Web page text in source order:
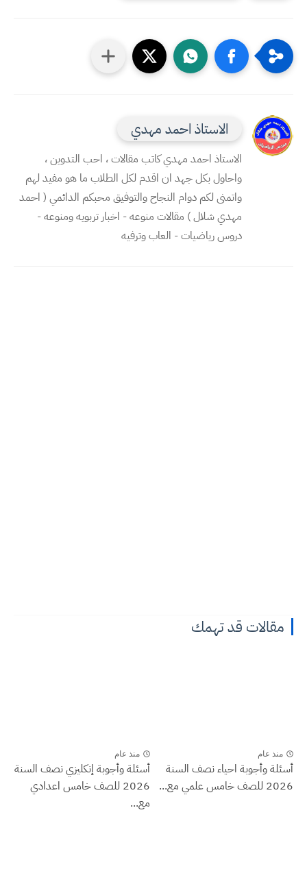
الاستاذ احمد مهدي
الاستاذ احمد مهدي كاتب مقالات ، احب التدوين ،
واحاول بكل جهد ان اقدم لكل الطلاب ما هو مفيد لهم
واتمنى لكم دوام النجاح والتوفيق محبكم الدائمي ( احمد
مهدي شلال ) مقالات منوعه - اخبار تربويه ومنوعه -
دروس رياضيات - العاب وترفيه
مقالات قد تهمك
منذ عام
أسئلة وأجوبة احياء نصف السنة
2026 للصف خامس علمي مع...
منذ عام
أسئلة وأجوبة إنكليزي نصف السنة
2026 للصف خامس اعدادي
مع...